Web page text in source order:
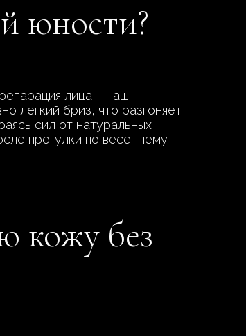
юности?
лица – наш
легкий бриз, что разгоняет
сил от натуральных
прогулки по весеннему
кожу без